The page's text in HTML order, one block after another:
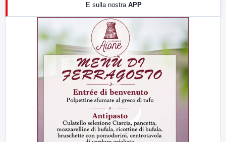
E sulla nostra APP